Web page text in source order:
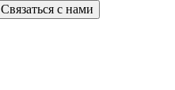
Связаться с нами